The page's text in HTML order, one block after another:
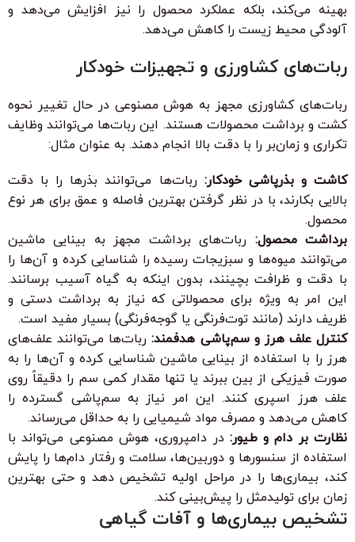
بهینه می‌کند، بلکه عملکرد محصول را نیز افزایش می‌دهد و
آلودگی محیط زیست را کاهش می‌دهد.
ربات‌های کشاورزی و تجهیزات خودکار
ربات‌های کشاورزی مجهز به هوش مصنوعی در حال تغییر نحوه
کشت و برداشت محصولات هستند. این ربات‌ها می‌توانند وظایف
تکراری و زمان‌بر را با دقت بالا انجام دهند. به عنوان مثال:
کاشت و بذرپاشی خودکار: ربات‌ها می‌توانند بذرها را با دقت
بالایی بکارند، با در نظر گرفتن بهترین فاصله و عمق برای هر نوع
محصول.
برداشت محصول: ربات‌های برداشت مجهز به بینایی ماشین
می‌توانند میوه‌ها و سبزیجات رسیده را شناسایی کرده و آن‌ها را
با دقت و ظرافت بچینند، بدون اینکه به گیاه آسیب برسانند.
این امر به ویژه برای محصولاتی که نیاز به برداشت دستی و
ظریف دارند (مانند توت‌فرنگی یا گوجه‌فرنگی) بسیار مفید است.
کنترل علف هرز و سم‌پاشی هدفمند:ربات‌ها می‌توانند علف‌های
هرز را با استفاده از بینایی ماشین شناسایی کرده و آن‌ها را به
صورت فیزیکی از بین ببرند یا تنها مقدار کمی سم را دقیقاً روی
علف هرز اسپری کنند. این امر نیاز به سم‌پاشی گسترده را
کاهش می‌دهد و مصرف مواد شیمیایی را به حداقل می‌رساند.
نظارت بر دام و طیور: در دامپروری، هوش مصنوعی می‌تواند با
استفاده از سنسورها و دوربین‌ها، سلامت و رفتار دام‌ها را پایش
کند، بیماری‌ها را در مراحل اولیه تشخیص دهد و حتی بهترین
زمان برای تولیدمثل را پیش‌بینی کند.
تشخیص بیماری‌ها و آفات گیاهی